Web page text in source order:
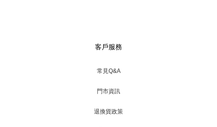
客戶服務
常見Q&A
門市資訊
退換貨政策